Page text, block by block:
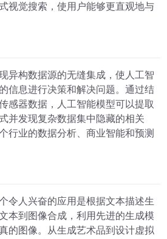
视觉搜索，使用户能够更直观地与
异构数据源的无缝集成，使人工智
信息进行决策和解决问题。通过结
感器数据，人工智能模型可以提取
并发现复杂数据集中隐藏的相关
行业的数据分析、商业智能和预测
令人兴奋的应用是根据文本描述生
本到图像合成，利用先进的生成模
的图像。从生成艺术品到设计虚拟